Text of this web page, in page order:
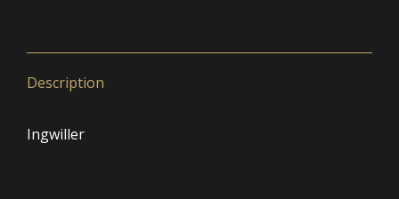
Description
Ingwiller